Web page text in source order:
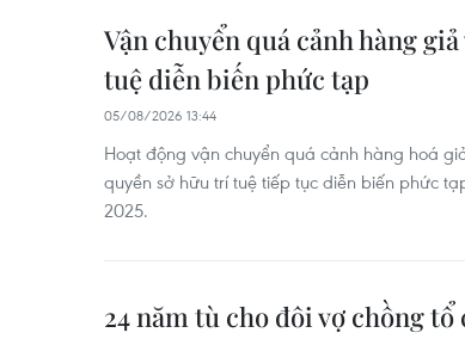
Vận chuyển quá cảnh hàng
tuệ diễn biến phức tạp
05/08/2026 13:44
Hoạt động vận chuyển quá cảnh hàng hoá
quyền sở hữu trí tuệ tiếp tục diễn biến phức
2025.
24 năm tù cho đôi vợ chồng